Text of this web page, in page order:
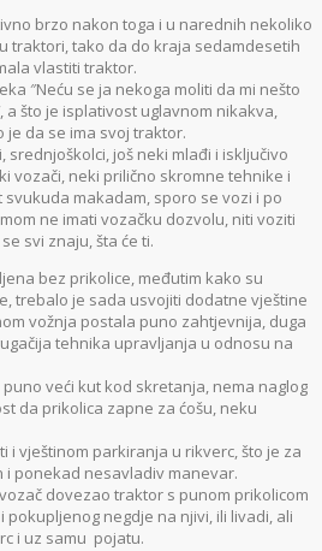
brzo nakon toga i u narednih nekoliko
traktori, tako da do kraja sedamdesetih
vlastiti traktor.
″Neću se ja nekoga moliti da mi nešto
a što je isplativost uglavnom nikakva,
je da se ima svoj traktor.
srednjoškolci, još neki mlađi i isključivo
vozači, neki prilično skromne tehnike i
makadam, sporo se vozi i po
ne imati vozačku dozvolu, niti voziti
svi znaju, šta će ti.
bez prikolice, međutim kako su
trebalo je sada usvojiti dodatne vještine
vožnja postala puno zahtjevnija, duga
tehnika upravljanja u odnosu na
veći kut kod skretanja, nema naglog
da prikolica zapne za ćošu, neku
i vještinom parkiranja u rikverc, što je za
ponekad nesavladiv manevar.
dovezao traktor s punom prikolicom
negdje na njivi, ili livadi, ali
i uz samu pojatu.